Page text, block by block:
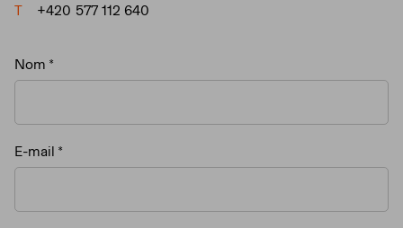
T
+420 577 112 640
Nom
E-mail